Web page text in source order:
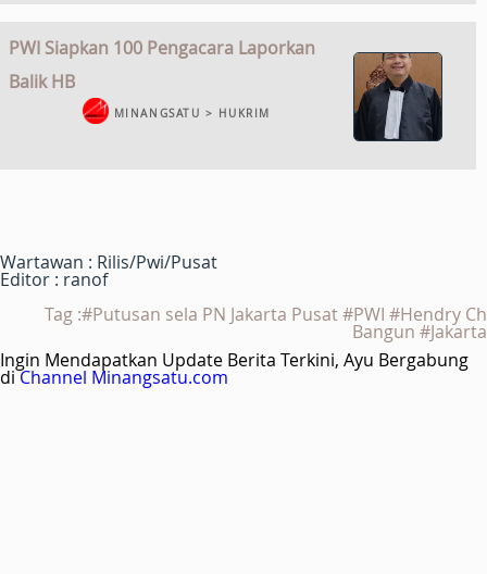
PWI Siapkan 100 Pengacara Laporkan
Balik HB
MINANGSATU > HUKRIM
Wartawan : Rilis/Pwi/Pusat
Editor : ranof
Tag :#Putusan sela PN Jakarta Pusat #PWI #Hendry Ch
Bangun #Jakarta
Ingin Mendapatkan Update Berita Terkini, Ayu Bergabung
diChannel Minangsatu.com